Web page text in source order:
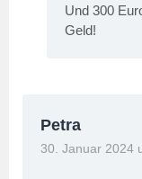
Und 300
Geld!
Petra
30. Januar 2024